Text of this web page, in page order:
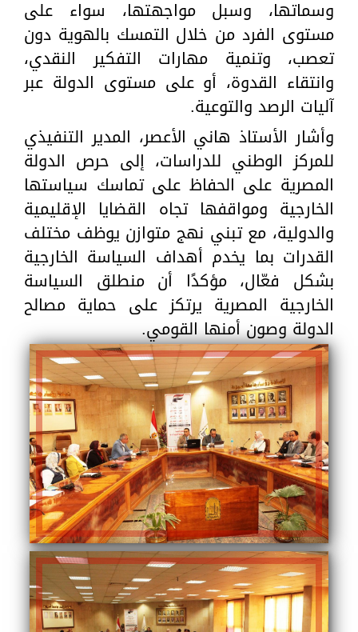
وسماتها، وسبل مواجهتها، سواء على
مستوى الفرد من خلال التمسك بالهوية دون
تعصب، وتنمية مهارات التفكير النقدي،
وانتقاء القدوة، أو على مستوى الدولة عبر
آليات الرصد والتوعية.
وأشار الأستاذ هاني الأعصر، المدير التنفيذي
للمركز الوطني للدراسات، إلى حرص الدولة
المصرية على الحفاظ على تماسك سياستها
الخارجية ومواقفها تجاه القضايا الإقليمية
والدولية، مع تبني نهج متوازن يوظف مختلف
القدرات بما يخدم أهداف السياسة الخارجية
بشكل فعّال، مؤكدًا أن منطلق السياسة
الخارجية المصرية يرتكز على حماية مصالح
الدولة وصون أمنها القومي.